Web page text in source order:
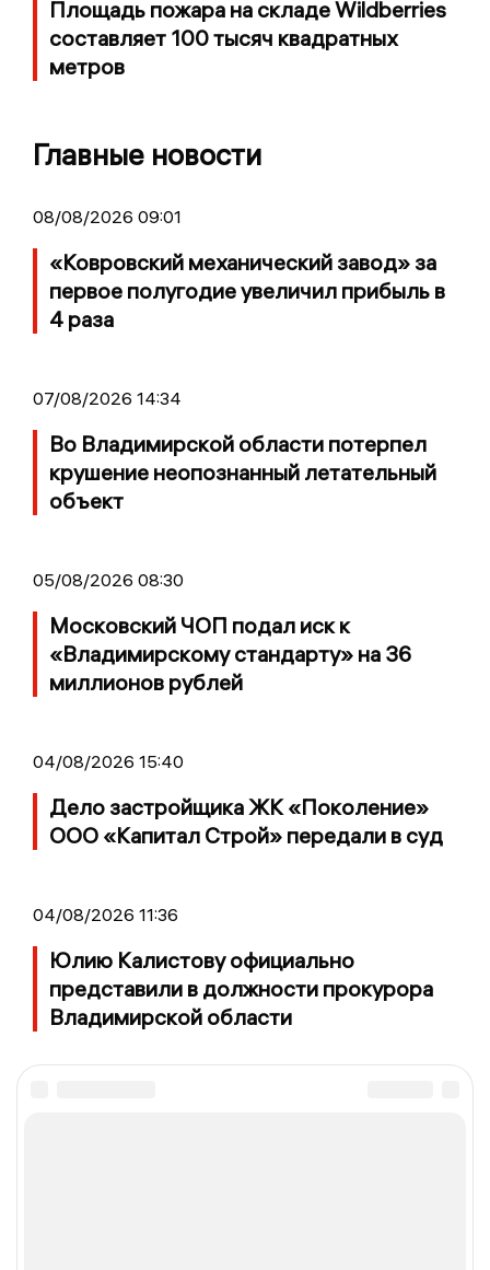
Площадь пожара на складе Wildberries
составляет 100 тысяч квадратных
метров
Главные новости
08/08/2026 09:01
«Ковровский механический завод» за
первое полугодие увеличил прибыль в
4 раза
07/08/2026 14:34
Во Владимирской области потерпел
крушение неопознанный летательный
объект
05/08/2026 08:30
Московский ЧОП подал иск к
«Владимирскому стандарту» на 36
миллионов рублей
04/08/2026 15:40
Дело застройщика ЖК «Поколение»
ООО «Капитал Строй» передали в суд
04/08/2026 11:36
Юлию Калистову официально
представили в должности прокурора
Владимирской области